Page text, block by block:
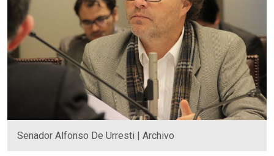
Senador Alfonso De Urresti | Archivo